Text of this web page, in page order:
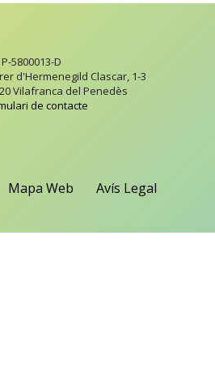
P-5800013-D
d'Hermenegild Clascar, 1-3
Vilafranca del Penedès
de contacte
Mapa Web Avís Legal